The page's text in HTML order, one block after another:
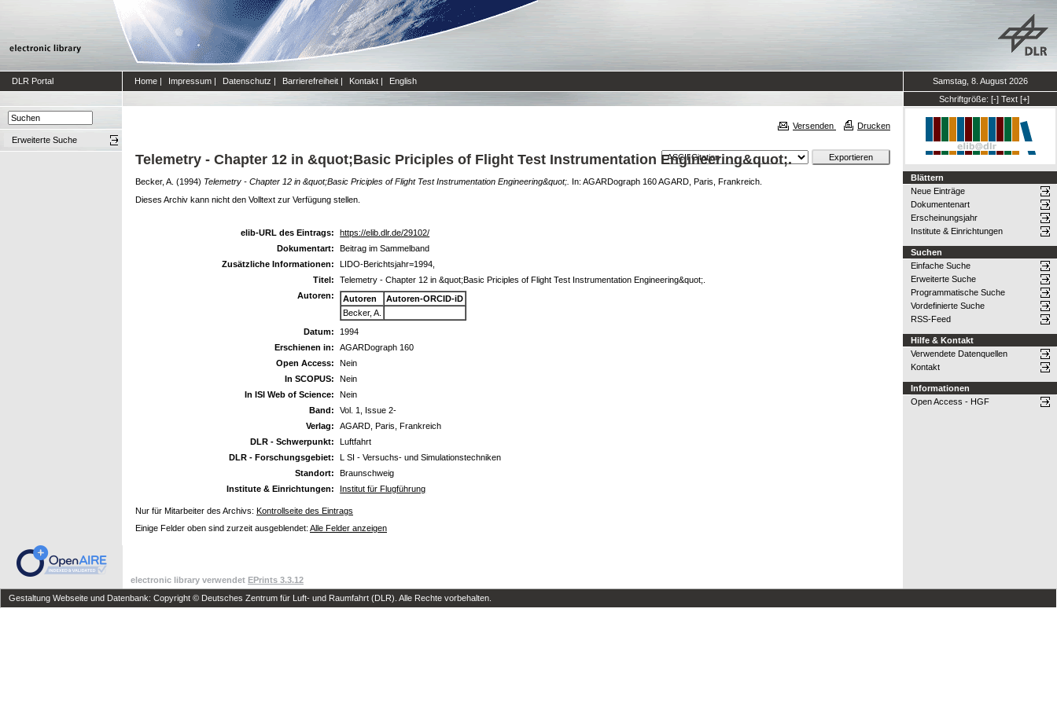
DLR Portal Home | Impressum | Datenschutz | Barrierefreiheit | Kontakt | English
Samstag, 8. August 2026
Schriftgröße: [-] Text [+]
Erweiterte Suche
Versenden Drucken
Telemetry - Chapter 12 in &quot;Basic Priciples of Flight Test Instrumentation Engineering&quot;.
Becker, A. (1994) Telemetry - Chapter 12 in &quot;Basic Priciples of Flight Test Instrumentation Engineering&quot;. In: AGARDograph 160 AGARD, Paris, Frankreich.
Dieses Archiv kann nicht den Volltext zur Verfügung stellen.
elib-URL des Eintrags:
https://elib.dlr.de/29102/
Dokumentart:
Beitrag im Sammelband
Zusätzliche Informationen:
LIDO-Berichtsjahr=1994,
Titel:
Telemetry - Chapter 12 in &quot;Basic Priciples of Flight Test Instrumentation Engineering&quot;.
Autoren:
Autoren
Autoren-ORCID-iD
Becker, A.
Datum:
1994
Erschienen in:
AGARDograph 160
Open Access:
Nein
In SCOPUS:
Nein
In ISI Web of Science:
Nein
Band:
Vol. 1, Issue 2-
Verlag:
AGARD, Paris, Frankreich
DLR - Schwerpunkt:
Luftfahrt
DLR - Forschungsgebiet:
L SI - Versuchs- und Simulationstechniken
Standort:
Braunschweig
Institute & Einrichtungen:
Institut für Flugführung
Nur für Mitarbeiter des Archivs: Kontrollseite des Eintrags
Einige Felder oben sind zurzeit ausgeblendet: Alle Felder anzeigen
Blättern
Neue Einträge
Dokumentenart
Erscheinungsjahr
Institute & Einrichtungen
Suchen
Einfache Suche
Erweiterte Suche
Programmatische Suche
Vordefinierte Suche
RSS-Feed
Hilfe & Kontakt
Verwendete Datenquellen
Kontakt
Informationen
Open Access - HGF
electronic library verwendet EPrints 3.3.12
Gestaltung Webseite und Datenbank: Copyright © Deutsches Zentrum für Luft- und Raumfahrt (DLR). Alle Rechte vorbehalten.